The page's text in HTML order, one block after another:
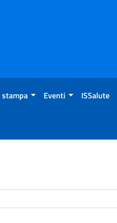
stampa Eventi ISSalute